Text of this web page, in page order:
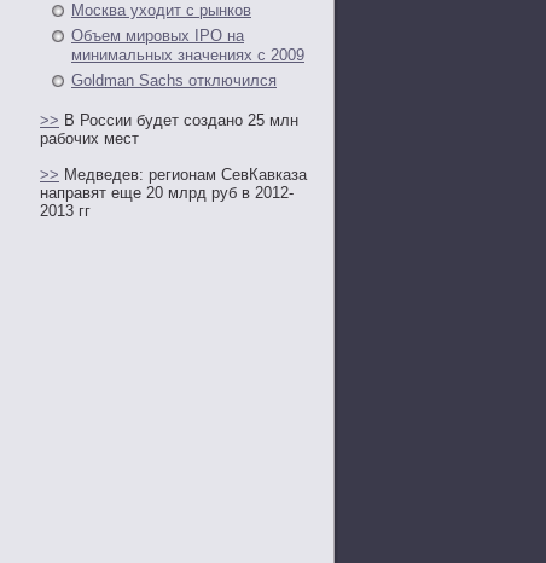
Москва уходит с рынков
Объем мировых IPO на
минимальных значениях с 2009
Goldman Sachs отключился
>> В России будет создано 25 млн
рабочих мест
>> Медведев: регионам СевКавказа
направят еще 20 млрд руб в 2012-
2013 гг